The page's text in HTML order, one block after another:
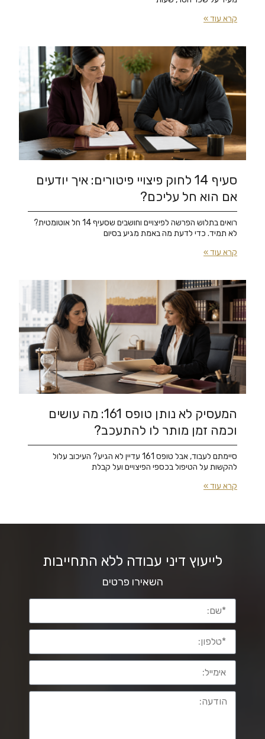
קרא עוד »
סעיף 14 לחוק פיצויי פיטורים: איך יודעים
אם הוא חל עליכם?
רואים בתלוש הפרשה לפיצויים וחושבים שסעיף 14 חל אוטומטית?
לא תמיד. כדי לדעת מה באמת מגיע בסיום
קרא עוד »
המעסיק לא נותן טופס 161: מה עושים
וכמה זמן מותר לו להתעכב?
סיימתם לעבוד, אבל טופס 161 עדיין לא הגיע? העיכוב עלול
להקשות על הטיפול בכספי הפיצויים ועל קבלת
קרא עוד »
לייעוץ דיני עבודה ללא התחייבות
השאירו פרטים